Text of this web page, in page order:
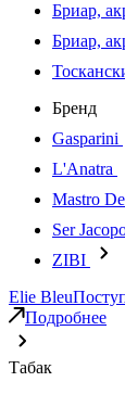
Бриар,
Бриар,
Бренд
Gasparini
L'Anatra
Mastro
Ser
ZIBI
Elie Bleu
Подробнее
Табак